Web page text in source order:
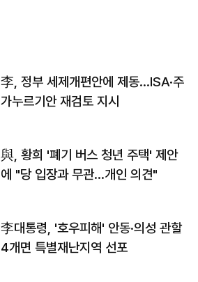
李, 정부 세제개편안에 제동…ISA·주
가누르기안 재검토 지시
與, 황희 '폐기 버스 청년 주택' 제안
에 "당 입장과 무관…개인 의견"
李대통령, '호우피해' 안동·의성 관할
4개면 특별재난지역 선포